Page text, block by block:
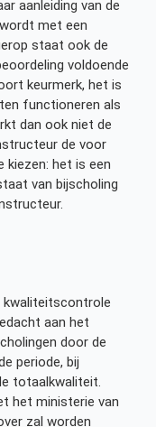
aanleiding van de
met een
staat ook de
voldoende
keurmerk, het is
functioneren als
dan ook niet de
de voor
het is een
van bijscholing
kwaliteitscontrole
aan het
door de
periode, bij
totaalkwaliteit.
het ministerie van
zal worden